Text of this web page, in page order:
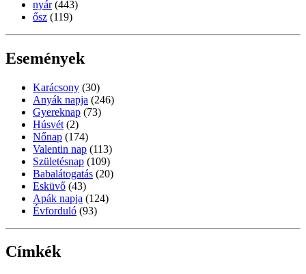
nyár (443)
ősz (119)
Események
Karácsony (30)
Anyák napja (246)
Gyereknap (73)
Húsvét (2)
Nőnap (174)
Valentin nap (113)
Születésnap (109)
Babalátogatás (20)
Esküvő (43)
Apák napja (124)
Évforduló (93)
Címkék